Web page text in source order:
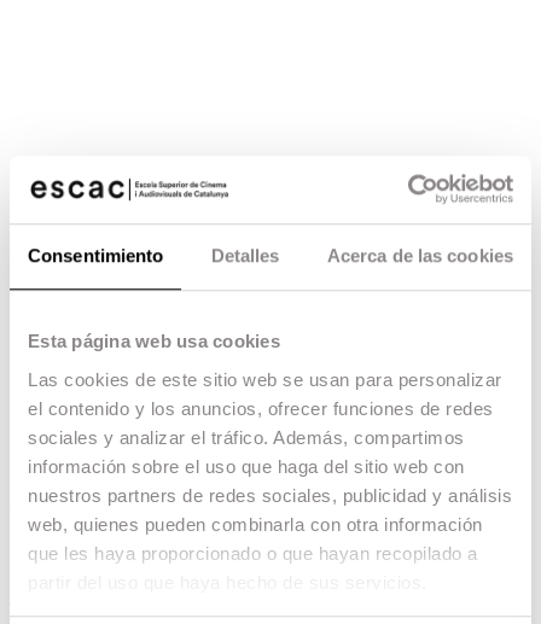
Consentimiento Detalles Acerca de las cookies
Esta página web usa cookies
Las cookies de este sitio web se usan para personalizar
el contenido y los anuncios, ofrecer funciones de redes
sociales y analizar el tráfico. Además, compartimos
información sobre el uso que haga del sitio web con
nuestros partners de redes sociales, publicidad y análisis
web, quienes pueden combinarla con otra información
que les haya proporcionado o que hayan recopilado a
La liga de los hombres
extraordinarios
04.03.24 -
Dirección: Alejandro Marzoa